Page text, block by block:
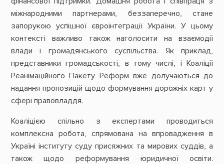
міжнародними партнерами, беззаперечно, стане
запорукою успішної євроінтеграції України. У цьому
контексті важливо також наголосити на взаємодії
влади і громадянського суспільства. Як приклад,
представники громадськості, в тому числі, і Коаліції
Реанімаційного Пакету Реформ вже долучаються до
надання пропозицій щодо формування дорожніх карт у
сфері правовладдя.
Коаліцією спільно з експертами проводиться
комплексна робота, спрямована на впровадження в
Україні інституту суду присяжних та мирових суддів, а
також щодо реформування юридичної освіти.